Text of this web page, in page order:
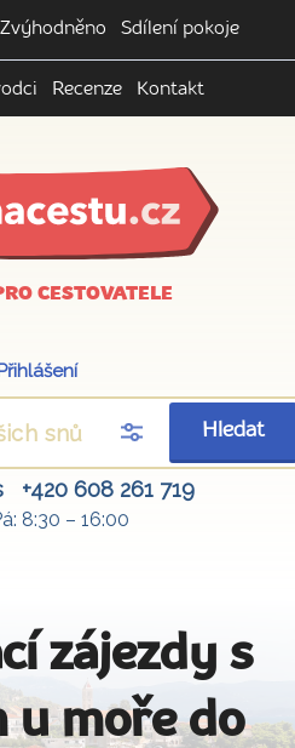
Zvýhodněno Sdílení pokoje
Recenze Kontakt
CESTOVATELE
Hledat
+420 608 261 719
8:30 – 16:00
zájezdy s
u moře do